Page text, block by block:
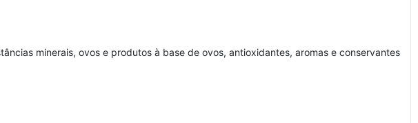
minerais, ovos e produtos à base de ovos, antioxidantes, aromas e conservantes